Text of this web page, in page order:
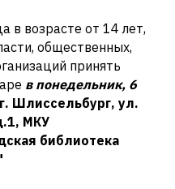
в возрасте от 14 лет,
общественных,
принять
в понедельник, 6
Шлиссельбург, ул.
МКУ
библиотека